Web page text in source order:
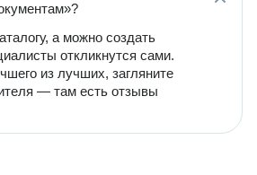
а можно создать
откликнутся сами.
из лучших, загляните
— там есть отзывы